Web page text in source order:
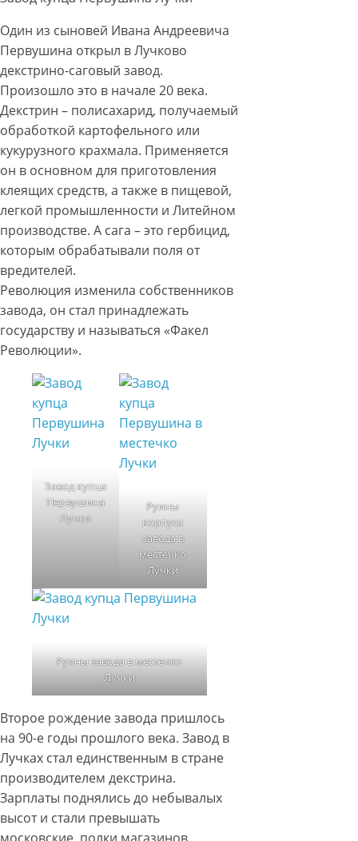
Один из сыновей Ивана Андреевича
Первушина открыл в Лучково
декстрино-саговый завод.
Произошло это в начале 20 века.
Декстрин – полисахарид, получаемый
обработкой картофельного или
кукурузного крахмала. Применяется
он в основном для приготовления
клеящих средств, а также в пищевой,
легкой промышленности и Литейном
производстве. А сага – это гербицид,
которым обрабатывали поля от
вредителей.
Революция изменила собственников
завода, он стал принадлежать
государству и называться «Факел
Революции».
Завод купца
Первушина
Лучки
Руины
корпуса
завода в
местечко
Лучки
Руины завода в местечко
Лучки
Второе рождение завода пришлось
на 90-е годы прошлого века. Завод в
Лучках стал единственным в стране
производителем декстрина.
Зарплаты поднялись до небывалых
высот и стали превышать